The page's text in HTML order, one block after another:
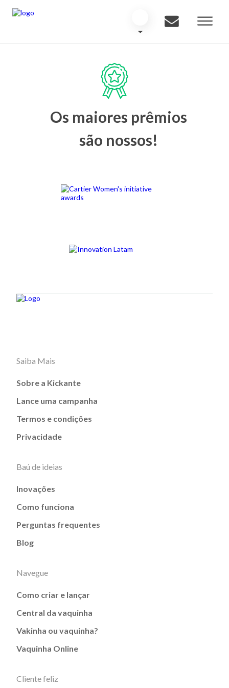
Os maiores prêmios
são nossos!
Saiba Mais
Sobre a Kickante
Lance uma campanha
Termos e condições
Privacidade
Baú de ideias
Inovações
Como funciona
Perguntas frequentes
Blog
Navegue
Como criar e lançar
Central da vaquinha
Vakinha ou vaquinha?
Vaquinha Online
Cliente feliz